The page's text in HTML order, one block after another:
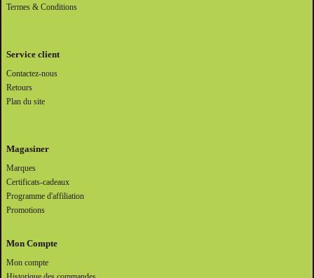
Termes & Conditions
Service client
Contactez-nous
Retours
Plan du site
Magasiner
Marques
Certificats-cadeaux
Programme d'affiliation
Promotions
Mon Compte
Mon compte